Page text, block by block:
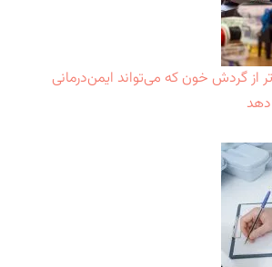
از گردش خون که می‌تواند ایمن‌درمانی
دهد